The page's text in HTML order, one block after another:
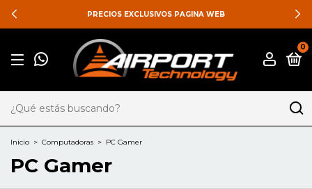
PRECIOS EXCLUSIVOS PAGINA WEB
0
Inicio > Computadoras > PC Gamer
PC Gamer